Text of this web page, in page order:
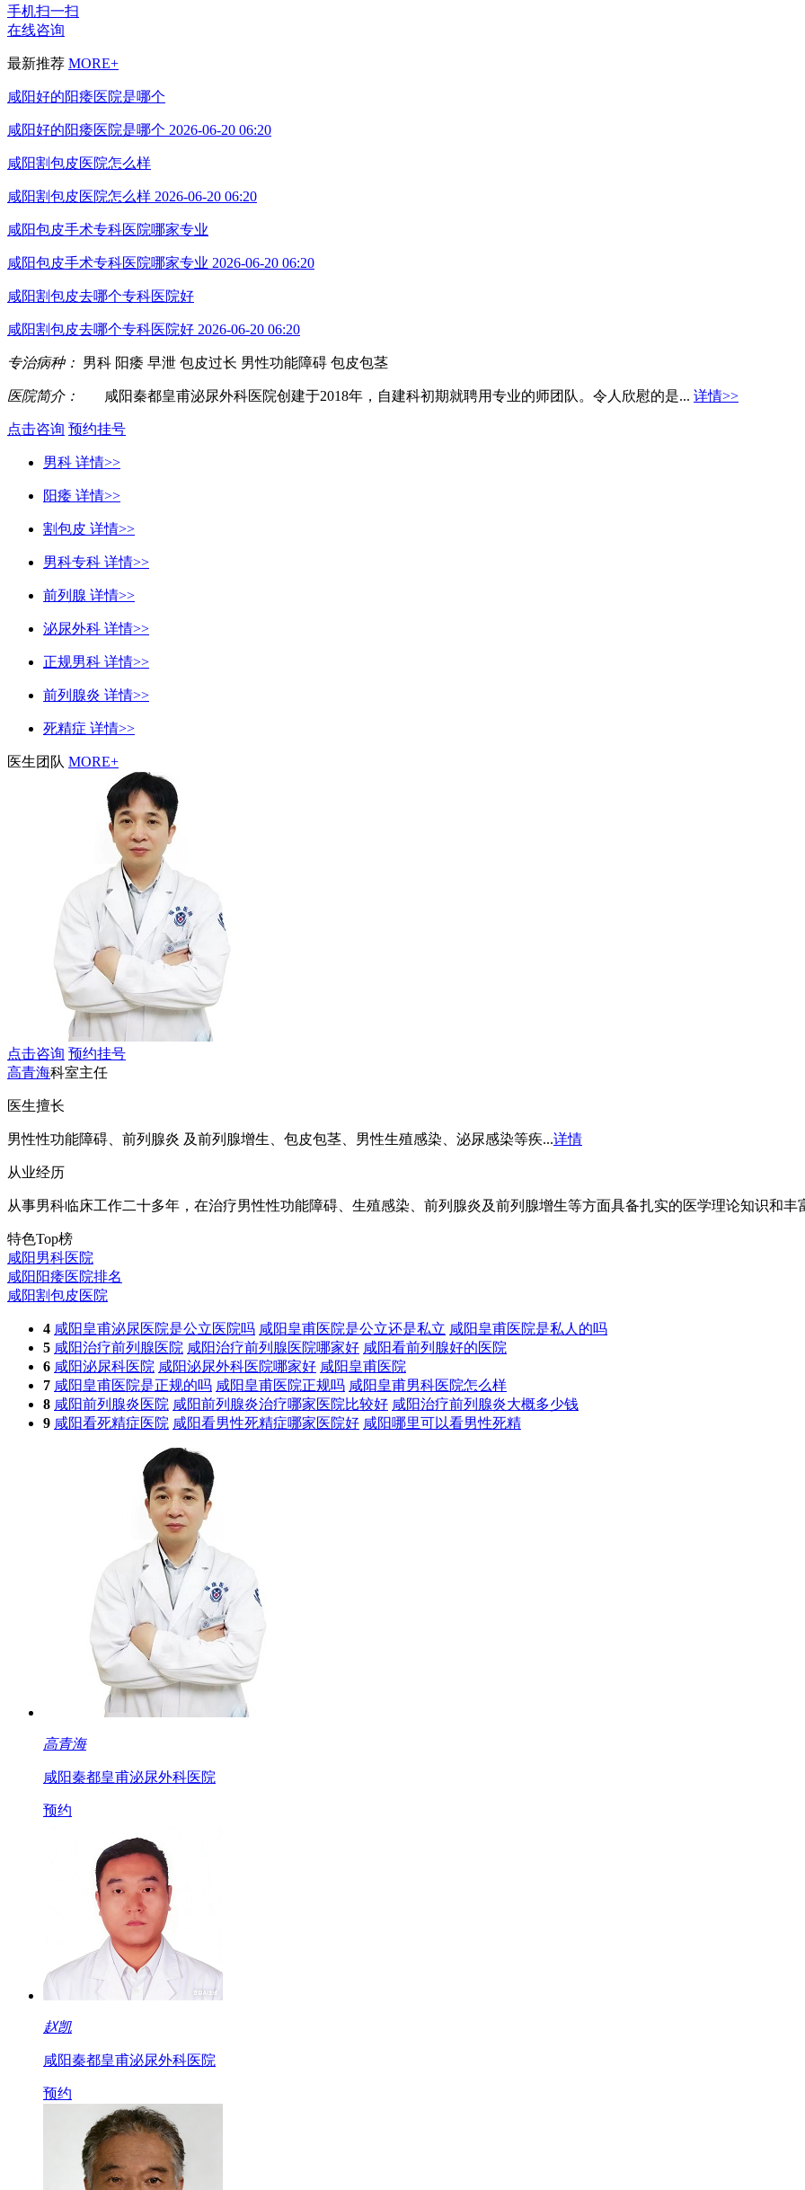
手机扫一扫
在线咨询
最新推荐 MORE+
咸阳好的阳痿医院是哪个
咸阳好的阳痿医院是哪个 2026-06-20 06:20
咸阳割包皮医院怎么样
咸阳割包皮医院怎么样 2026-06-20 06:20
咸阳包皮手术专科医院哪家专业
咸阳包皮手术专科医院哪家专业 2026-06-20 06:20
咸阳割包皮去哪个专科医院好
咸阳割包皮去哪个专科医院好 2026-06-20 06:20
专治病种： 男科 阳痿 早泄 包皮过长 男性功能障碍 包皮包茎
医院简介： 咸阳秦都皇甫泌尿外科医院创建于2018年，自建科初期就聘用专业的师团队。令人欣慰的是... 详情>>
点击咨询 预约挂号
男科 详情>>
阳痿 详情>>
割包皮 详情>>
男科专科 详情>>
前列腺 详情>>
泌尿外科 详情>>
正规男科 详情>>
前列腺炎 详情>>
死精症 详情>>
医生团队 MORE+
点击咨询 预约挂号
高青海科室主任
医生擅长
男性性功能障碍、前列腺炎 及前列腺增生、包皮包茎、男性生殖感染、泌尿感染等疾...详情
从业经历
从事男科临床工作二十多年，在治疗男性性功能障碍、生殖感染、前列腺炎及前列腺增生等方面具备扎实的医学理论知识和丰
特色Top榜
咸阳男科医院
咸阳阳痿医院排名
咸阳割包皮医院
4 咸阳皇甫泌尿医院是公立医院吗 咸阳皇甫医院是公立还是私立 咸阳皇甫医院是私人的吗
5 咸阳治疗前列腺医院 咸阳治疗前列腺医院哪家好 咸阳看前列腺好的医院
6 咸阳泌尿科医院 咸阳泌尿外科医院哪家好 咸阳皇甫医院
7 咸阳皇甫医院是正规的吗 咸阳皇甫医院正规吗 咸阳皇甫男科医院怎么样
8 咸阳前列腺炎医院 咸阳前列腺炎治疗哪家医院比较好 咸阳治疗前列腺炎大概多少钱
9 咸阳看死精症医院 咸阳看男性死精症哪家医院好 咸阳哪里可以看男性死精
高青海
咸阳秦都皇甫泌尿外科医院
预约
赵凯
咸阳秦都皇甫泌尿外科医院
预约